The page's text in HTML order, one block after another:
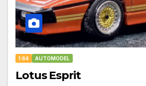
1:64 AUTOMODEL
Lotus Esprit